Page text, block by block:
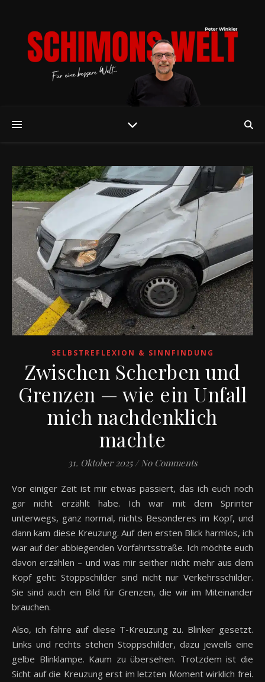
SELBSTREFLEXION & SINNFINDUNG
Zwischen Scherben und
Grenzen — wie ein Unfall
mich nachdenklich
machte
31. Oktober 2025 / No Comments
Vor einiger Zeit ist mir etwas passiert, das ich euch noch
gar nicht erzählt habe. Ich war mit dem Sprinter
unterwegs, ganz normal, nichts Besonderes im Kopf, und
dann kam diese Kreuzung. Auf den ersten Blick harmlos, ich
war auf der abbiegenden Vorfahrtsstraße. Ich möchte euch
davon erzählen – und was mir seither nicht mehr aus dem
Kopf geht: Stoppschilder sind nicht nur Verkehrsschilder.
Sie sind auch ein Bild für Grenzen, die wir im Miteinander
brauchen.
Also, ich fahre auf diese T-Kreuzung zu. Blinker gesetzt.
Links und rechts stehen Stoppschilder, dazu jeweils eine
gelbe Blinklampe. Kaum zu übersehen. Trotzdem ist die
Sicht auf die Kreuzung erst im letzten Moment wirklich frei.